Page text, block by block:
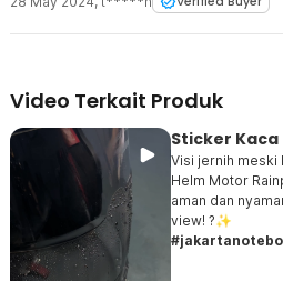
Video Terkait Produk
Sticker
Visi jernih meski
Helm Motor
aman dan
view! ?️✨